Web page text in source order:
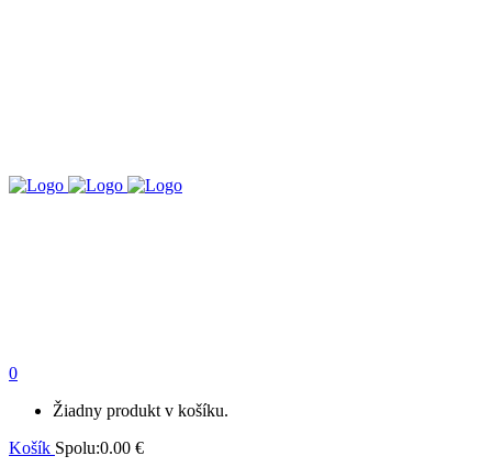
0
Žiadny produkt v košíku.
Košík Spolu:0.00 €